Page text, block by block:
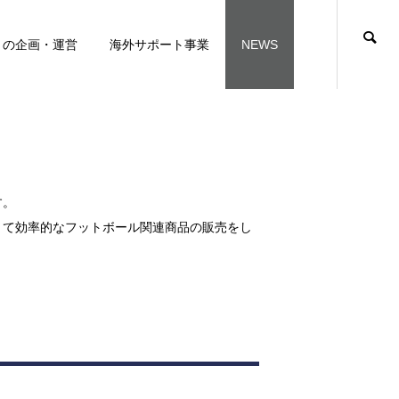
企画・運営 海外サポート事業 NEWS
効率的なフットボール関連商品の販売をし